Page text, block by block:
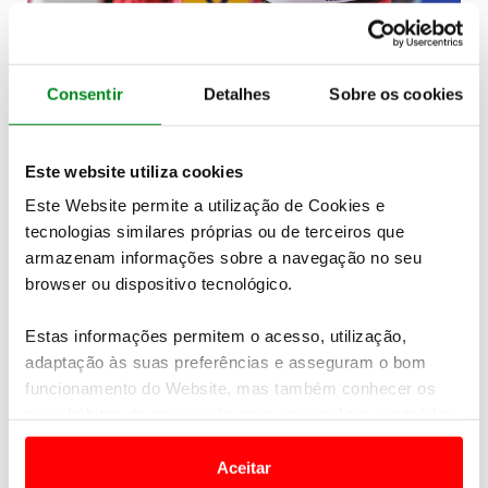
Consentir Detalhes Sobre os cookies
Este website utiliza cookies
Este Website permite a utilização de Cookies e
tecnologias similares próprias ou de terceiros que
armazenam informações sobre a navegação no seu
browser ou dispositivo tecnológico.
Estas informações permitem o acesso, utilização,
adaptação às suas preferências e asseguram o bom
funcionamento do Website, mas também conhecer os
e anúncios de modo a promover produtos e/ou serviços.
Aceitar
Formação Karting entre os 7 e os 13 anos
Destinada a jovens entre os 7 e os 13 anos, esta ação
visa proporcionar momentos inesquecíveis aos
participantes, sobretudo àqueles que nunca tiveram a
oportunidade de experimentar esta aliciante
modalidade.
Dúvidas? Ligue 215 915 915